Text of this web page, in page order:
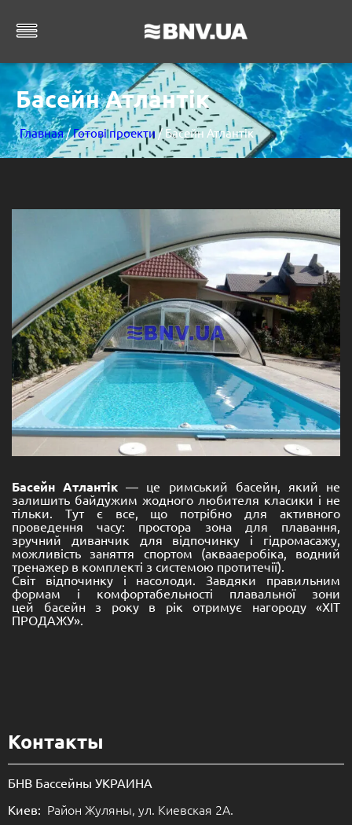
Басейн Атлантік
Главная/Готові проекти / Басейн Атлантік
Басейн Атлантік — це римський басейн, який не
залишить байдужим жодного любителя класики і не
тільки. Тут є все, що потрібно для активного
проведення часу: простора зона для плавання,
зручний диванчик для відпочинку і гідромасажу,
можливість заняття спортом (аквааеробіка, водний
тренажер в комплекті з системою протитечії).
Світ відпочинку і насолоди. Завдяки правильним
формам і комфортабельності плавальної зони
цей басейн з року в рік отримує нагороду «ХІТ
ПРОДАЖУ».
Контакты
БНВ Бассейны УКРАИНА
Киев: Район Жуляны, ул. Киевская 2А.